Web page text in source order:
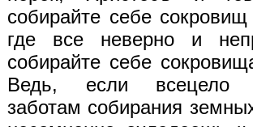
собирайте себе
где все неверно и
собирайте себе
Ведь, если всецело
заботам собирания